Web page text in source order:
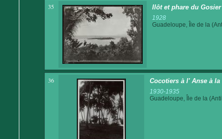
35 Ilôt et phare du
1928
Guadeloupe, Île de la
36 Cocotiers à l' Anse à la
1930-1935
Guadeloupe, Île de la